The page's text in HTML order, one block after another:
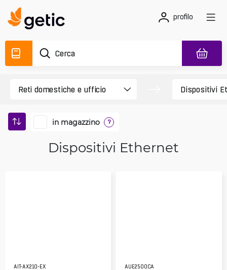
profilo
in magazzino ?
Dispositivi Ethernet
AIT-AX210-EX AUE2500CA